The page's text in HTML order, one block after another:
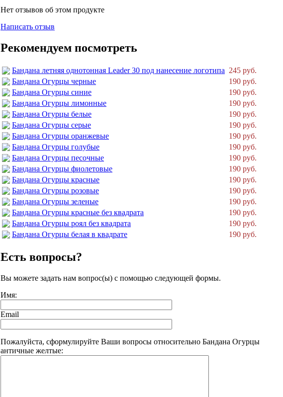
Нет отзывов об этом продукте
Написать отзыв
Рекомендуем посмотреть
Бандана летняя однотонная Leader 30 под нанесение логотипа 245 руб.
Бандана Огурцы черные
190 руб.
Бандана Огурцы синие
190 руб.
Бандана Огурцы лимонные
190 руб.
Бандана Огурцы белые
190 руб.
Бандана Огурцы серые
190 руб.
Бандана Огурцы оранжевые
190 руб.
Бандана Огурцы голубые
190 руб.
Бандана Огурцы песочные
190 руб.
Бандана Огурцы фиолетовые
190 руб.
Бандана Огурцы красные
190 руб.
Бандана Огурцы розовые
190 руб.
Бандана Огурцы зеленые
190 руб.
Бандана Огурцы красные без квадрата
190 руб.
Бандана Огурцы роял без квадрата
190 руб.
Бандана Огурцы белая в квадрате
190 руб.
Есть вопросы?
Вы можете задать нам вопрос(ы) с помощью следующей формы.
Имя:
Email
Пожалуйста, сформулируйте Ваши вопросы относительно Бандана Огурцы
античные желтые: